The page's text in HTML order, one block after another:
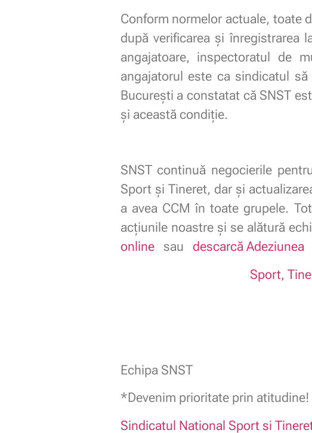
Conform normelor actuale, toate
după verificarea și înregistrarea
angajatoare, inspectoratul de
angajatorul este ca sindicatul
București a constatat că SNST
și această condiție.
SNST continuă negocierile
Sport și Tineret, dar și
a avea CCM în toate grupele.
acţiunile noastre şi se alătură
onlinesau descarcă Adeziunea
Sport,
Echipa SNST
*Devenim prioritate prin atitudine!
Sindicatul National Sport si